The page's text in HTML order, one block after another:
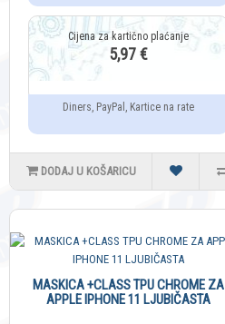
5,97 €
Diners, PayPal, Kartice na rate
DODAJ U KOŠARICU
MASKICA +CLASS TPU CHROME ZA
APPLE IPHONE 11 LJUBIČASTA